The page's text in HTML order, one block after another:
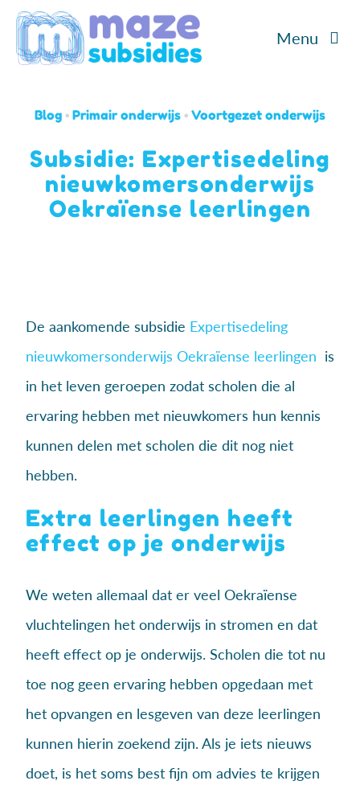
naar
Menu
Cases
Contact
Blog • Primair onderwijs • Voortgezet onderwijs
Subsidie: Expertisedeling
nieuwkomersonderwijs
Oekraïense leerlingen
De aankomende subsidie Expertisedeling
nieuwkomersonderwijs Oekraïense leerlingen is
in het leven geroepen zodat scholen die al
ervaring hebben met nieuwkomers hun kennis
kunnen delen met scholen die dit nog niet
hebben.
Extra leerlingen heeft
effect op je onderwijs
We weten allemaal dat er veel Oekraïense
vluchtelingen het onderwijs in stromen en dat
heeft effect op je onderwijs. Scholen die tot nu
toe nog geen ervaring hebben opgedaan met
het opvangen en lesgeven van deze leerlingen
kunnen hierin zoekend zijn. Als je iets nieuws
doet, is het soms best fijn om advies te krijgen